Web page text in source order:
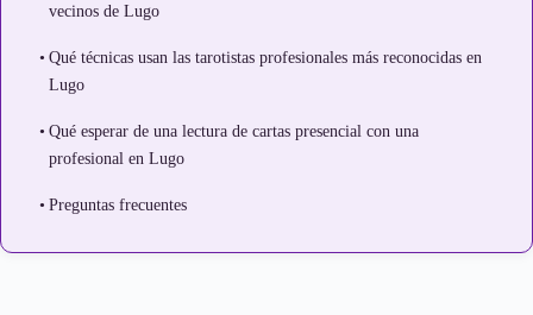
vecinos de Lugo
Qué técnicas usan las tarotistas profesionales más reconocidas en
Lugo
Qué esperar de una lectura de cartas presencial con una
profesional en Lugo
Preguntas frecuentes